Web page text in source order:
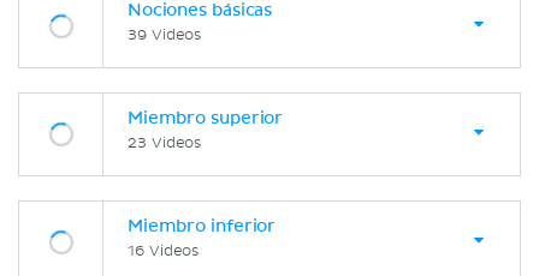
Nociones básicas
39 Videos
Miembro superior
23 Videos
Miembro inferior
16 Videos